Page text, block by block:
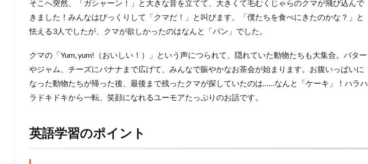
そこへ突然、「ガシャーン！」と大きな音を立てて、大きくて毛むくじゃらのクマが飛び込んで
きました！みんなはびっくりして「クマだ！」と叫びます。「僕たちを食べにきたのかな？」と
怯える3人でしたが、クマが欲しかったのはなんと「パン」でした。
クマの「Yum, yum!（おいしい！）」という声につられて、隠れていた動物たちも大集合。バター
やジャム、チーズにバナナまで広げて、みんなで賑やかなお茶会が始まります。お腹いっぱいに
なった動物たちが帰った後、最後まで残ったクマが探していたのは……なんと「ケーキ」！ハラハ
ラドキドキから一転、笑顔になれるユーモアたっぷりのお話です。
英語学習のポイント